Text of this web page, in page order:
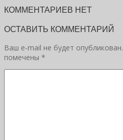
КОММЕНТАРИЕВ НЕТ
ОСТАВИТЬ КОММЕНТАРИЙ
Ваш e-mail не будет опубликован.
помечены *